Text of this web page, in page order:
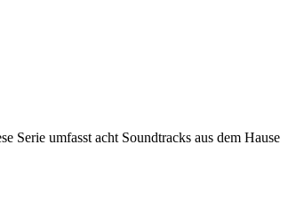
Serie umfasst acht Soundtracks aus dem Hause